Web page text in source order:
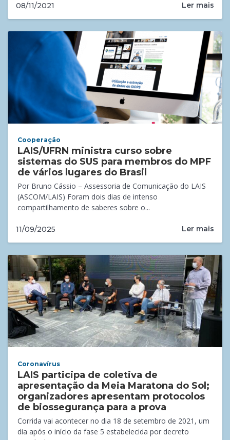
08/11/2021 Ler mais
Cooperação
LAIS/UFRN ministra curso sobre
sistemas do SUS para membros do MPF
de vários lugares do Brasil
Por Bruno Cássio – Assessoria de Comunicação do LAIS
(ASCOM/LAIS) Foram dois dias de intenso
compartilhamento de saberes sobre o...
11/09/2025 Ler mais
Coronavírus
LAIS participa de coletiva de
apresentação da Meia Maratona do Sol;
organizadores apresentam protocolos
de biossegurança para a prova
Corrida vai acontecer no dia 18 de setembro de 2021, um
dia após o início da fase 5 estabelecida por decreto